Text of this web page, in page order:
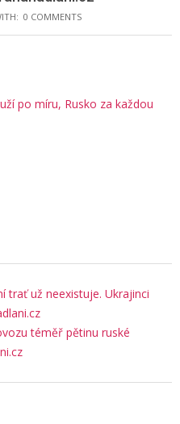
0 COMMENTS
po míru, Rusko za každou
trať už neexistuje. Ukrajinci
téměř pětinu ruské